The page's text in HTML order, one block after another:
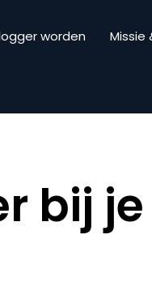
worden Missie
bij je